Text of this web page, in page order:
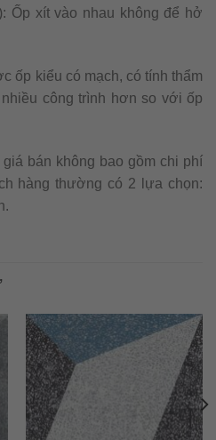
Ốp xít vào nhau không để hở
ốp kiểu có mạch, có tính thẩm
công trình hơn so với ốp
bán không bao gồm chi phí
hàng thường có 2 lựa chọn: